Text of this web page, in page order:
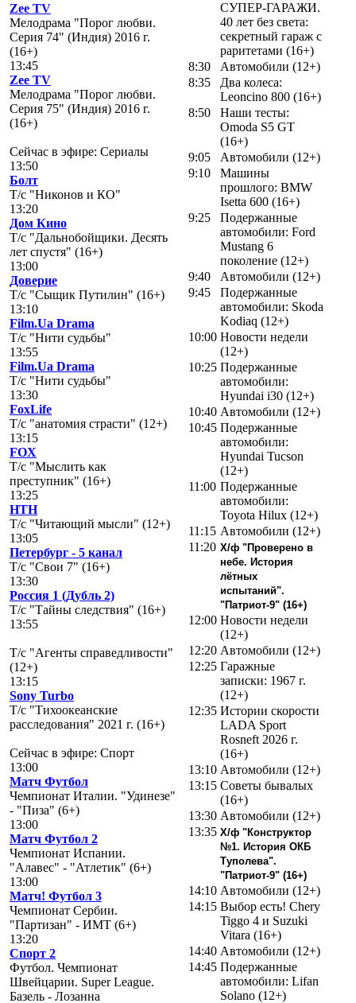
Zee TV
Мелодрама "Порог любви.
Серия 74" (Индия) 2016 г.
(16+)
13:45
Zee TV
Мелодрама "Порог любви.
Серия 75" (Индия) 2016 г.
(16+)
Сейчас в эфире: Сериалы
13:50
Болт
Т/с "Никонов и КО"
13:20
Дом Кино
Т/с "Дальнобойщики. Десять
лет спустя" (16+)
13:00
Доверие
Т/с "Сыщик Путилин" (16+)
13:10
Film.Ua Drama
Т/с "Нити судьбы"
13:55
Film.Ua Drama
Т/с "Нити судьбы"
13:30
FoxLife
Т/с "анатомия страсти" (12+)
13:15
FOX
Т/с "Мыслить как
преступник" (16+)
13:25
НТН
Т/с "Читающий мысли" (12+)
13:05
Петербург - 5 канал
Т/с "Свои 7" (16+)
13:30
Россия 1 (Дубль 2)
Т/с "Тайны следствия" (16+)
13:55
Т/с "Агенты справедливости"
(12+)
13:15
Sony Turbo
Т/с "Тихоокеанские
расследования" 2021 г. (16+)
Сейчас в эфире: Спорт
13:00
Матч Футбол
Чемпионат Италии. "Удинезе"
- "Пиза" (6+)
13:00
Матч Футбол 2
Чемпионат Испании.
"Алавес" - "Атлетик" (6+)
13:00
Матч! Футбол 3
Чемпионат Сербии.
"Партизан" - ИМТ (6+)
13:20
Спорт 2
Футбол. Чемпионат
Швейцарии. Super League.
Базель - Лозанна
СУПЕР-ГАРАЖИ.
40 лет без света:
секретный гараж с
раритетами (16+)
8:30
Автомобили (12+)
8:35
Два колеса:
Leoncino 800 (16+)
8:50
Наши тесты:
Omoda S5 GT
(16+)
9:05
Автомобили (12+)
9:10
Машины
прошлого: BMW
Isetta 600 (16+)
9:25
Подержанные
автомобили: Ford
Mustang 6
поколение (12+)
9:40
Автомобили (12+)
9:45
Подержанные
автомобили: Skoda
Kodiaq (12+)
10:00 Новости недели
(12+)
10:25 Подержанные
автомобили:
Hyundai i30 (12+)
10:40 Автомобили (12+)
10:45 Подержанные
автомобили:
Hyundai Tucson
(12+)
11:00 Подержанные
автомобили:
Toyota Hilux (12+)
11:15 Автомобили (12+)
11:20 Х/ф "Проверено в
небе. История
лётных
испытаний".
"Патриот-9" (16+)
12:00 Новости недели
(12+)
12:20 Автомобили (12+)
12:25 Гаражные
записки: 1967 г.
(12+)
12:35 Истории скорости
LADA Sport
Rosneft 2026 г.
(16+)
13:10 Автомобили (12+)
13:15 Советы бывалых
(16+)
13:30 Автомобили (12+)
13:35 Х/ф "Конструктор
№1. История ОКБ
Туполева".
"Патриот-9" (16+)
14:10 Автомобили (12+)
14:15 Выбор есть! Chery
Tiggo 4 и Suzuki
Vitara (16+)
14:40 Автомобили (12+)
14:45 Подержанные
автомобили: Lifan
Solano (12+)